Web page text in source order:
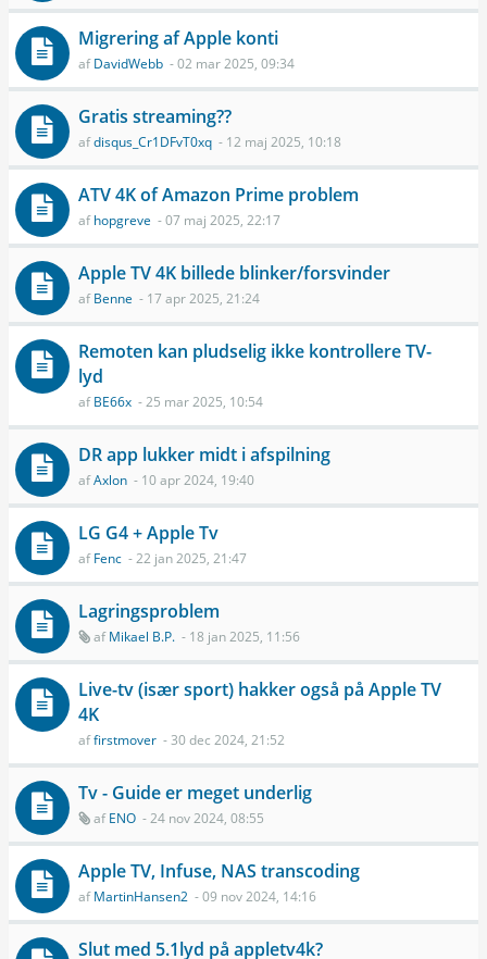
Migrering af Apple konti
afDavidWebb - 02 mar 2025, 09:34
Gratis streaming??
afdisqus_Cr1DFvT0xq - 12 maj 2025, 10:18
ATV 4K of Amazon Prime problem
afhopgreve - 07 maj 2025, 22:17
Apple TV 4K billede blinker/forsvinder
afBenne - 17 apr 2025, 21:24
Remoten kan pludselig ikke kontrollere TV-
lyd
afBE66x - 25 mar 2025, 10:54
DR app lukker midt i afspilning
afAxlon - 10 apr 2024, 19:40
LG G4 + Apple Tv
afFenc - 22 jan 2025, 21:47
Lagringsproblem
afMikael B.P. - 18 jan 2025, 11:56
Live-tv (især sport) hakker også på Apple TV
4K
affirstmover - 30 dec 2024, 21:52
Tv - Guide er meget underlig
afENO - 24 nov 2024, 08:55
Apple TV, Infuse, NAS transcoding
afMartinHansen2 - 09 nov 2024, 14:16
Slut med 5.1lyd på appletv4k?